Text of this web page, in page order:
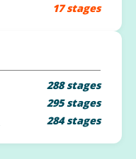
17 stages
288 stages
295 stages
284 stages